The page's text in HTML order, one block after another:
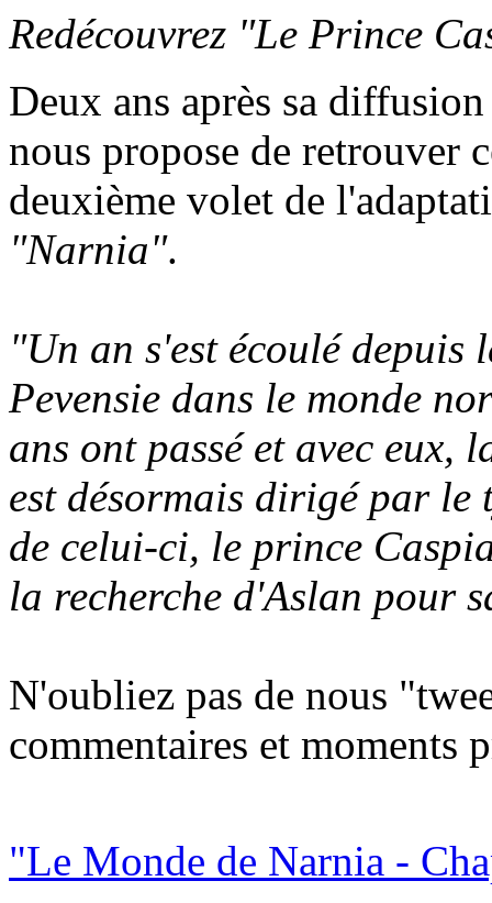
Redécouvrez "Le Prince
Deux ans après sa
nous propose de retrouver
deuxième volet de
"Narnia".
"Un an s'est écoulé depuis
Pevensie dans le monde
ans ont passé et avec eux,
est désormais dirigé par
de celui-ci, le prince
la recherche d'Aslan pour
N'oubliez pas de nous
commentaires et moments
"Le Monde de Narnia -